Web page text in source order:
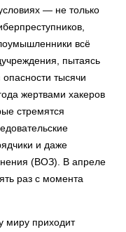
— не только
всё
пытаясь
тысячи
жертвами хакеров
стремятся
и даже
(ВОЗ). В апреле
раз с момента
миру приходит